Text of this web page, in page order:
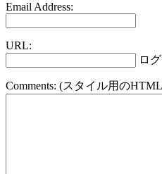
Email Address:
URL:
ロ
Comments: (スタイル用の